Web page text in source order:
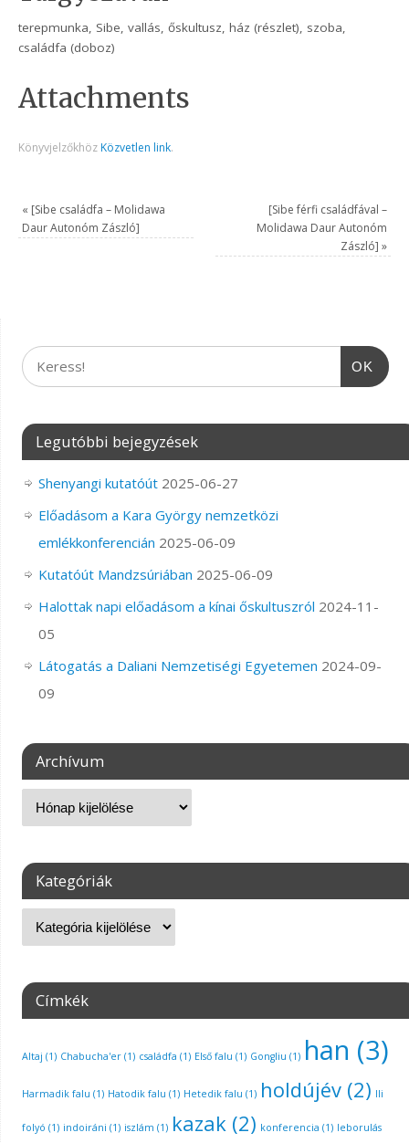
terepmunka, Sibe, vallás, őskultusz, ház (részlet), szoba,
családfa (doboz)
Attachments
Könyvjelzőkhöz Közvetlen link.
« [Sibe családfa – Molidawa
Daur Autonóm Zászló]
[Sibe férfi családfával –
Molidawa Daur Autonóm
Zászló] »
OK
Legutóbbi bejegyzések
Shenyangi kutatóút 2025-06-27
Előadásom a Kara György nemzetközi
emlékkonferencián 2025-06-09
Kutatóút Mandzsúriában 2025-06-09
Halottak napi előadásom a kínai őskultuszról 2024-11-
05
Látogatás a Daliani Nemzetiségi Egyetemen 2024-09-
09
Archívum
Kategóriák
Címkék
Altaj (1) Chabucha'er(1) családfa (1) Első falu (1) Gongliu (1) han (3)
Harmadik falu (1) Hatodik falu (1) Hetedik falu (1) holdújév(2) Ili
folyó (1) indoiráni (1) iszlám (1) kazak(2) konferencia (1) leborulás